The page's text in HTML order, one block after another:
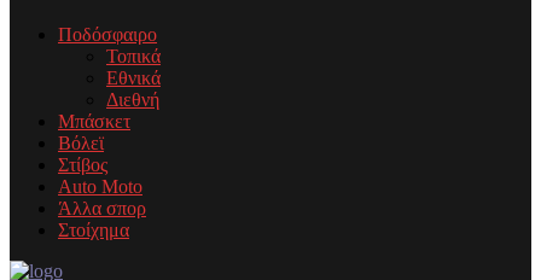
Ποδόσφαιρο
Τοπικά
Εθνικά
Διεθνή
Μπάσκετ
Βόλεϊ
Στίβος
Auto Moto
Άλλα σπορ
Στοίχημα